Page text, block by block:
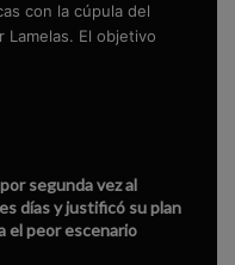
con la cúpula del
Lamelas. El objetivo
segunda vez al
días y justificó su plan
el peor escenario